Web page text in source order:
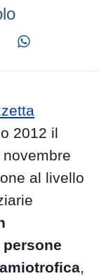
2012 il
al livello
,